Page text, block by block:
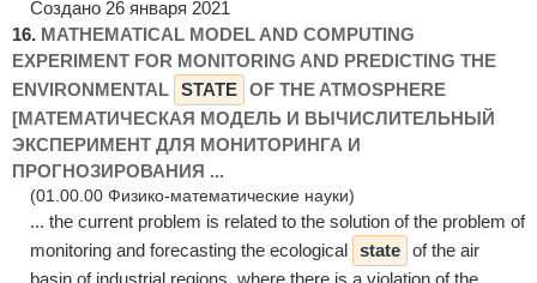
Создано 26 января 2021
16. MATHEMATICAL MODEL AND COMPUTING
EXPERIMENT FOR MONITORING AND PREDICTING THE
ENVIRONMENTAL STATE OF THE ATMOSPHERE
[МАТЕМАТИЧЕСКАЯ МОДЕЛЬ И ВЫЧИСЛИТЕЛЬНЫЙ
ЭКСПЕРИМЕНТ ДЛЯ МОНИТОРИНГА И
ПРОГНОЗИРОВАНИЯ ...
(01.00.00 Физико-математические науки)
... the current problem is related to the solution of the problem of
monitoring and forecasting the ecological state of the air
basin of industrial regions, where there is a violation of the